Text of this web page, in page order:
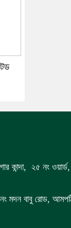
কান্দা, ২৫ নং
নং মদন বাবু রোড,